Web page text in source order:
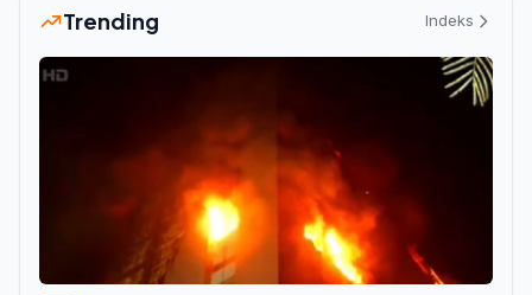
Trending Indeks